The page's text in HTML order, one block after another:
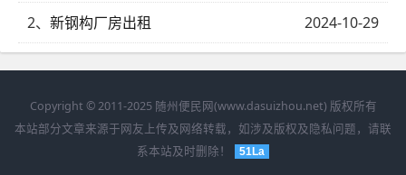
2024-10-29
2、 新钢构厂房出租
Copyright © 2011-2025 随州便民网(www.dasuizhou.net) 版权所有
本站部分文章来源于网友上传及网络转载，如涉及版权及隐私问题，请联
系本站及时删除！
51La